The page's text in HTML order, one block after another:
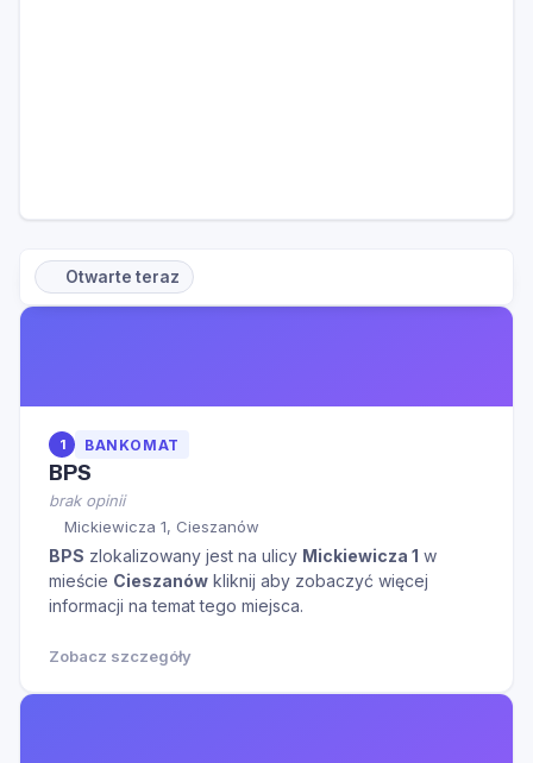
Otwarte teraz
1 BANKOMAT
BPS
brak opinii
Mickiewicza 1, Cieszanów
BPS zlokalizowany jest na ulicy Mickiewicza 1 w
mieście Cieszanów kliknij aby zobaczyć więcej
informacji na temat tego miejsca.
Zobacz szczegóły